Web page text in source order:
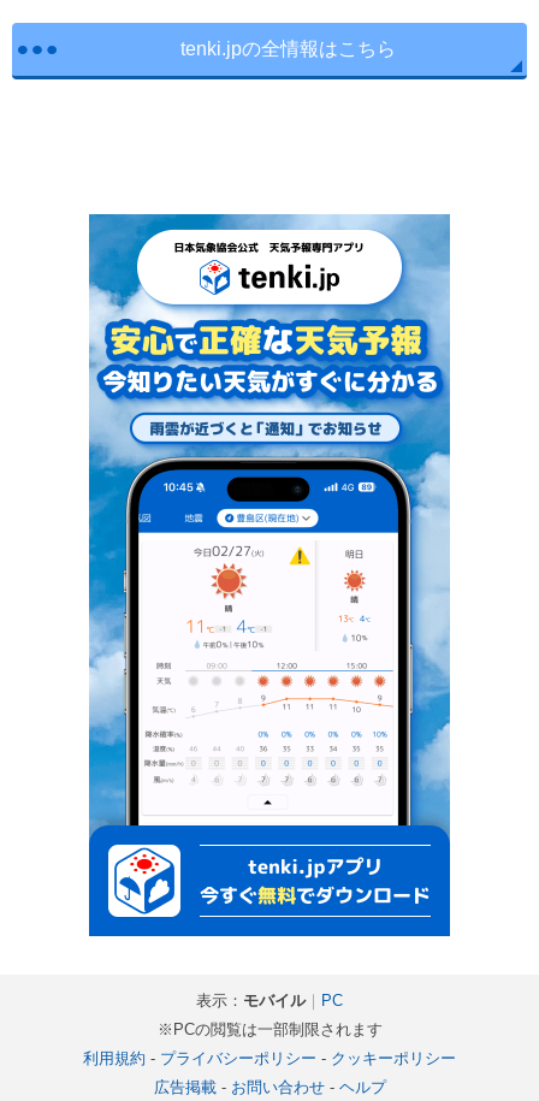
tenki.jpの全情報はこちら
表示： モバイル｜ PC
※PCの閲覧は一部制限されます
利用規約 - プライバシーポリシー - クッキーポリシー
広告掲載- お問い合わせ- ヘルプ